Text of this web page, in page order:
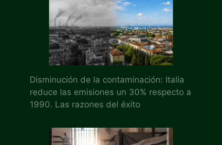
Disminución de la contaminación: Italia
reduce las emisiones un 30% respecto a
1990. Las razones del éxito